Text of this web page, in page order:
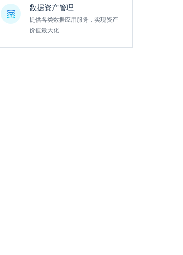
数据资产管理
提供各类数据应用服务，实现资产
价值最大化